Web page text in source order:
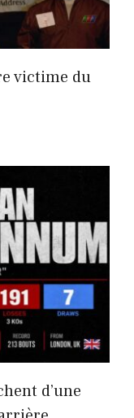
victime du
d’une